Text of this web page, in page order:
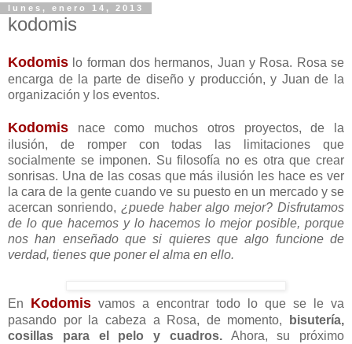
lunes, enero 14, 2013
kodomis
Kodomis lo forman dos hermanos, Juan y Rosa. Rosa se
encarga de la parte de diseño y producción, y Juan de la
organización y los eventos.
Kodomis nace como muchos otros proyectos, de la
ilusión, de romper con todas las limitaciones que
socialmente se imponen. Su filosofía no es otra que crear
sonrisas. Una de las cosas que más ilusión les hace es ver
la cara de la gente cuando ve su puesto en un mercado y se
acercan sonriendo, ¿puede haber algo mejor? Disfrutamos
de lo que hacemos y lo hacemos lo mejor posible, porque
nos han enseñado que si quieres que algo funcione de
verdad, tienes que poner el alma en ello.
En Kodomis vamos a encontrar todo lo que se le va
pasando por la cabeza a Rosa, de momento,
bisutería,
cosillas para el pelo y cuadros.Ahora, su próximo